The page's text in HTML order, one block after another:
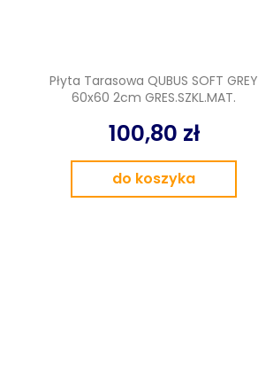
Płyta Tarasowa QUBUS SOFT GREY
60x60 2cm GRES.SZKL.MAT.
100,80 zł
do koszyka